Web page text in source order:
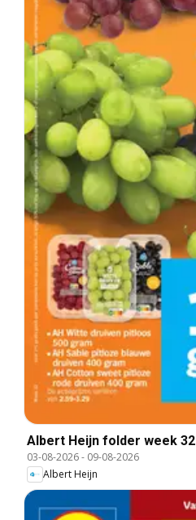
Albert Heijn folder week 32
03-08-2026- 09-08-2026
Albert Heijn